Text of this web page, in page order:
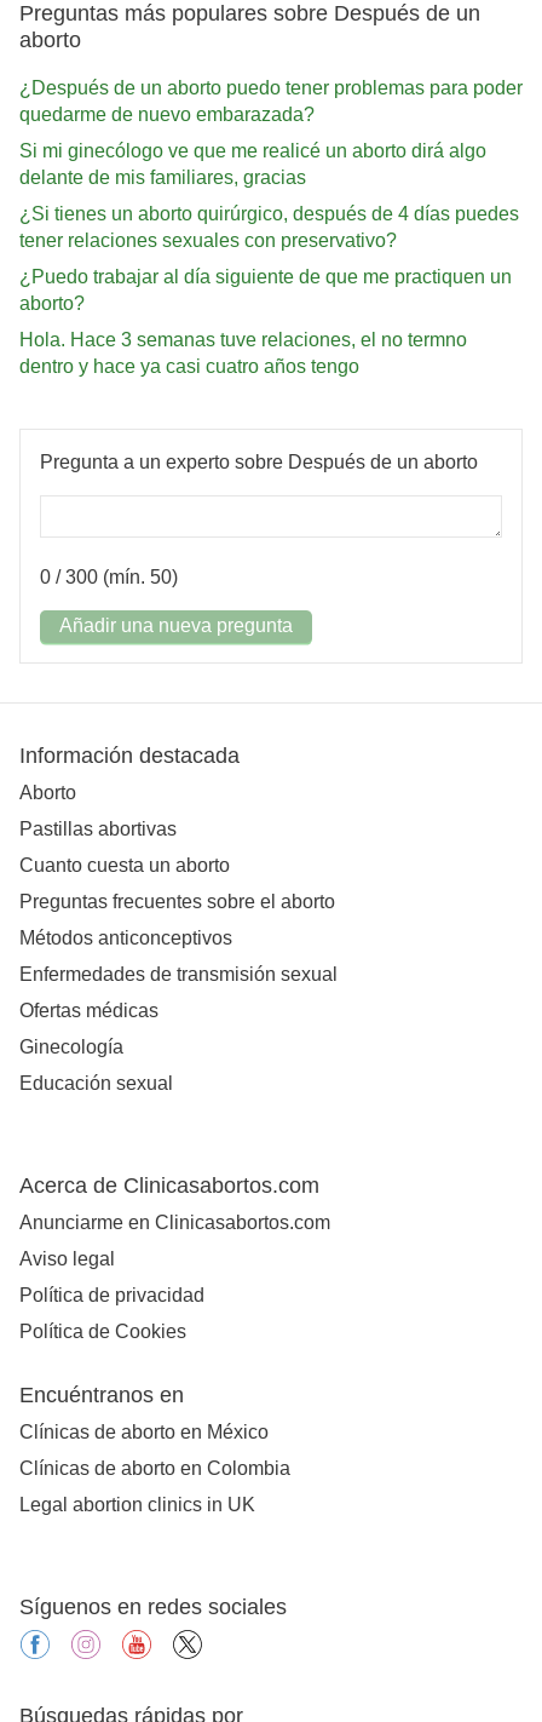
Preguntas más populares sobre Después de un
aborto
¿Después de un aborto puedo tener problemas para poder
quedarme de nuevo embarazada?
Si mi ginecólogo ve que me realicé un aborto dirá algo
delante de mis familiares, gracias
¿Si tienes un aborto quirúrgico, después de 4 días puedes
tener relaciones sexuales con preservativo?
¿Puedo trabajar al día siguiente de que me practiquen un
aborto?
Hola. Hace 3 semanas tuve relaciones, el no termno
dentro y hace ya casi cuatro años tengo
Pregunta a un experto sobre Después de un aborto
0 / 300 (mín. 50)
Añadir una nueva pregunta
Información destacada
Aborto
Pastillas abortivas
Cuanto cuesta un aborto
Preguntas frecuentes sobre el aborto
Métodos anticonceptivos
Enfermedades de transmisión sexual
Ofertas médicas
Ginecología
Educación sexual
Acerca de Clinicasabortos.com
Anunciarme en Clinicasabortos.com
Aviso legal
Política de privacidad
Política de Cookies
Encuéntranos en
Clínicas de aborto en México
Clínicas de aborto en Colombia
Legal abortion clinics in UK
Síguenos en redes sociales
facebookinstagramyoutube
Búsquedas rápidas por